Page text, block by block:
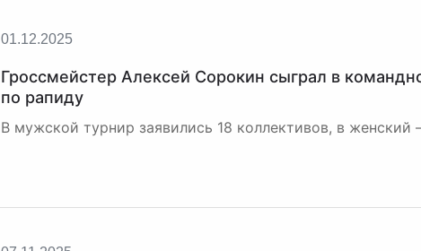
01.12.2025
Гроссмейстер Алексей Сорокин сыграл в
по рапиду
В мужской турнир заявились 18 коллективов, в женский